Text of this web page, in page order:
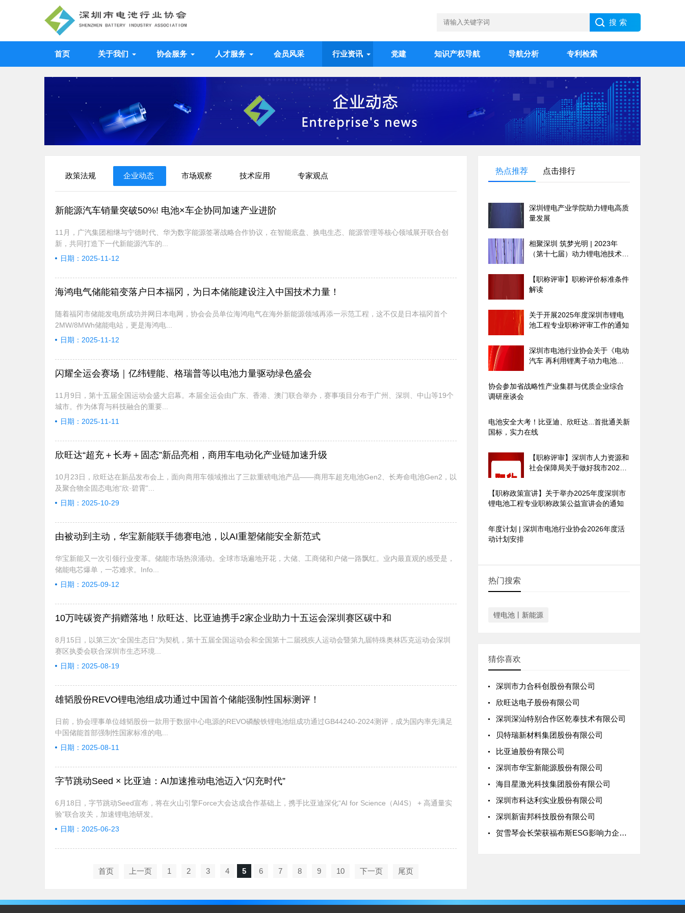
首页 关于我们 协会服务 人才服务 会员风采 行业资讯 党建 知识产权导航 导航分析 专利检索
政策法规 企业动态 市场观察 技术应用 专家观点
新能源汽车销量突破50%! 电池×车企协同加速产业进阶
11月，广汽集团相继与宁德时代、华为数字能源签署战略合作协议，在智能底盘、换电生态、能源管理等核心领域展开联合创
新，共同打造下一代新能源汽车的...
日期：2025-11-12
海鸿电气储能箱变落户日本福冈，为日本储能建设注入中国技术力量！
随着福冈市储能发电所成功并网日本电网，协会会员单位海鸿电气在海外新能源领域再添一示范工程，这不仅是日本福冈首个
2MW/8MWh储能电站，更是海鸿电...
日期：2025-11-12
闪耀全运会赛场｜亿纬锂能、格瑞普等以电池力量驱动绿色盛会
11月9日，第十五届全国运动会盛大启幕。本届全运会由广东、香港、澳门联合举办，赛事项目分布于广州、深圳、中山等19个
城市。作为体育与科技融合的重要...
日期：2025-11-11
欣旺达“超充＋长寿＋固态”新品亮相，商用车电动化产业链加速升级
10月23日，欣旺达在新品发布会上，面向商用车领域推出了三款重磅电池产品——商用车超充电池Gen2、长寿命电池Gen2，以
及聚合物全固态电池“欣·碧霄”...
日期：2025-10-29
由被动到主动，华宝新能联手德赛电池，以AI重塑储能安全新范式
华宝新能又一次引领行业变革。储能市场热浪涌动。全球市场遍地开花，大储、工商储和户储一路飘红。业内最直观的感受是，
储能电芯爆单，一芯难求。Info...
日期：2025-09-12
10万吨碳资产捐赠落地！欣旺达、比亚迪携手2家企业助力十五运会深圳赛区碳中和
8月15日，以第三次“全国生态日”为契机，第十五届全国运动会和全国第十二届残疾人运动会暨第九届特殊奥林匹克运动会深圳
赛区执委会联合深圳市生态环境...
日期：2025-08-19
雄韬股份REVO锂电池组成功通过中国首个储能强制性国标测评！
日前，协会理事单位雄韬股份一款用于数据中心电源的REVO磷酸铁锂电池组成功通过GB44240-2024测评，成为国内率先满足
中国储能首部强制性国家标准的电...
日期：2025-08-11
字节跳动Seed × 比亚迪：AI加速推动电池迈入“闪充时代”
6月18日，字节跳动Seed宣布，将在火山引擎Force大会达成合作基础上，携手比亚迪深化“AI for Science（AI4S） + 高通量实
验”联合攻关，加速锂电池研发。
日期：2025-06-23
首页 上一页 1 2 3 4 5 6 7 8 9 10 下一页 尾页
热点推荐 点击排行
深圳锂电产业学院助力锂电高质
量发展
相聚深圳 筑梦光明 | 2023年
（第十七届）动力锂电池技术及
【职称评审】职称评价标准条件
解读
关于开展2025年度深圳市锂电
池工程专业职称评审工作的通知
深圳市电池行业协会关于《电动
汽车 再利用锂离子动力电池设
协会参加省战略性产业集群与优质企业综合
调研座谈会
电池安全大考！比亚迪、欣旺达...首批通关新
国标，实力在线
【职称评审】深圳市人力资源和
社会保障局关于做好我市2025
【职称政策宣讲】关于举办2025年度深圳市
锂电池工程专业职称政策公益宣讲会的通知
年度计划 | 深圳市电池行业协会2026年度活
动计划安排
热门搜索
锂电池丨新能源
猜你喜欢
深圳市力合科创股份有限公司
欣旺达电子股份有限公司
深圳深汕特别合作区乾泰技术有限公司
贝特瑞新材料集团股份有限公司
比亚迪股份有限公司
深圳市华宝新能源股份有限公司
海目星激光科技集团股份有限公司
深圳市科达利实业股份有限公司
深圳新宙邦科技股份有限公司
贺雪琴会长荣获福布斯ESG影响力企业人物，协会携手探讨绿色规则下出海新路径